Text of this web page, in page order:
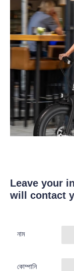
Leave your
will contact
নাম
কোম্পানি